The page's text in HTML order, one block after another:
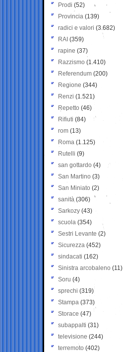
Prodi (52)
Provincia (139)
radici e valori (3.682)
RAI (359)
rapine (37)
Razzismo (1.410)
Referendum (200)
Regione (344)
Renzi (1.521)
Repetto (46)
Rifiuti (84)
rom (13)
Roma (1.125)
Rutelli (9)
san gottardo (4)
San Martino (3)
San Miniato (2)
sanità (306)
Sarkozy (43)
scuola (354)
Sestri Levante (2)
Sicurezza (452)
sindacati (162)
Sinistra arcobaleno (11)
Soru (4)
sprechi (319)
Stampa (373)
Storace (47)
subappalti (31)
televisione(244)
terremoto (402)